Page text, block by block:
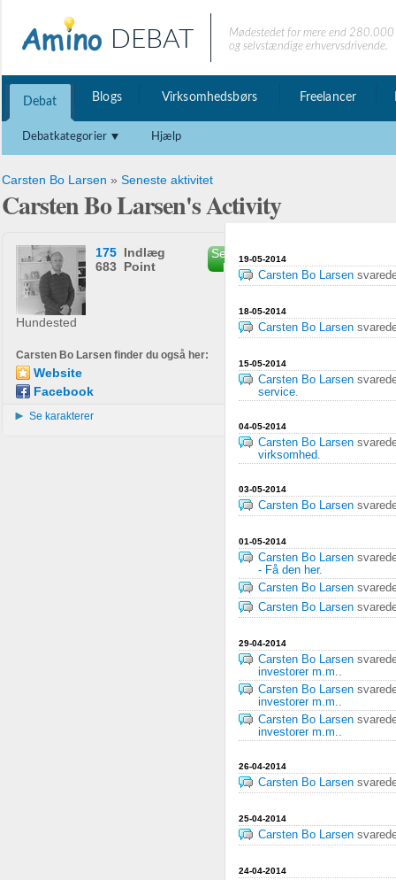
DEBAT
Mødestedet for mere end
og selvstændige erhvervsdrivende.
Debat Blogs Virksomhedsbørs Freelancer
Debatkategorier Hjælp
Carsten Bo Larsen » Seneste aktivitet
Carsten Bo Larsen's Activity
Hundested
175 Indlæg
683 Point
Send privat
besked
Carsten Bo Larsen finder du også her:
Website
Facebook
Se karakterer
19-05-2014
Carsten Bo Larsen
18-05-2014
Carsten Bo Larsen
15-05-2014
Carsten Bo Larsen
service.
04-05-2014
Carsten Bo Larsen
virksomhed.
03-05-2014
Carsten Bo Larsen
01-05-2014
Carsten Bo Larsen
- Få den her.
Carsten Bo Larsen
Carsten Bo Larsen
29-04-2014
Carsten Bo Larsen
investorer m.m..
Carsten Bo Larsen
investorer m.m..
Carsten Bo Larsen
investorer m.m..
26-04-2014
Carsten Bo Larsen
25-04-2014
Carsten Bo Larsen
24-04-2014